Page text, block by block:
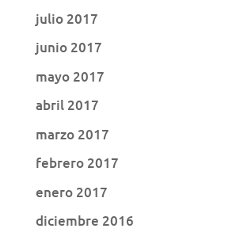
julio 2017
junio 2017
mayo 2017
abril 2017
marzo 2017
febrero 2017
enero 2017
diciembre 2016